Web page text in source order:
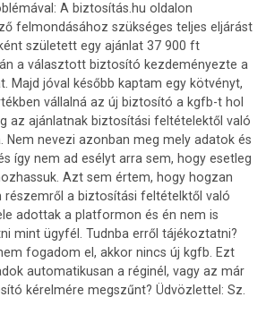
A biztosítás.hu oldalon
felmondásához szükséges teljes eljárást
született egy ajánlat 37 900 ft
a választott biztosító kezdeményezte a
Majd jóval később kaptam egy kötvényt,
vállalná az új biztosító a kgfb-t hol
az ajánlatnak biztosítási feltételektől való
Nem nevezi azonban meg mely adatok és
így nem ad esélyt arra sem, hogy esetleg
Azt sem értem, hogy hogzan
részemről a biztosítási feltételktől való
adottak a platformon és én nem is
mint ügyfél. Tudnba erről tájékoztatni?
fogadom el, akkor nincs új kgfb. Ezt
automatikusan a réginél, vagy az már
kérelmére megszűnt? Üdvözlettel: Sz.